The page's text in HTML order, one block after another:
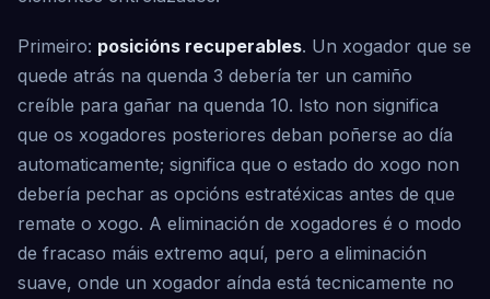
Primeiro: posicións recuperables. Un xogador que se
quede atrás na quenda 3 debería ter un camiño
creíble para gañar na quenda 10. Isto non significa
que os xogadores posteriores deban poñerse ao día
automaticamente; significa que o estado do xogo non
debería pechar as opcións estratéxicas antes de que
remate o xogo. A eliminación de xogadores é o modo
de fracaso máis extremo aquí, pero a eliminación
suave, onde un xogador aínda está tecnicamente no